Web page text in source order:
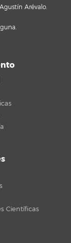
Arévalo.
Científicas